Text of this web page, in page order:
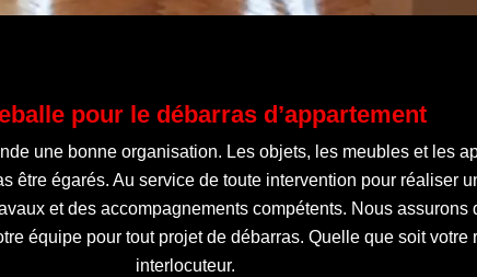
pour le débarras d’appartement
une bonne organisation. Les objets, les meubles et les
être égarés. Au service de toute intervention pour réaliser
et des accompagnements compétents. Nous assurons
équipe pour tout projet de débarras. Quelle que soit votre
interlocuteur.